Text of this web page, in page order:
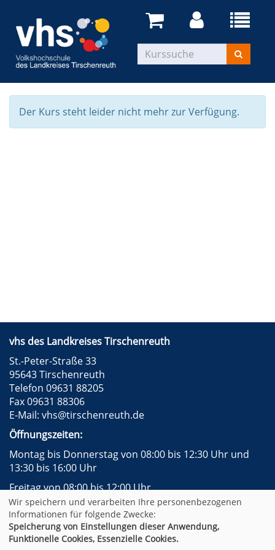
Der Kurs steht leider nicht mehr zur Verfügung.
vhs des Landkreises Tirschenreuth
St.-Peter-Straße 33
95643 Tirschenreuth
Telefon 09631 88205
Fax 09631 88306
E-Mail: vhs@tirschenreuth.de
Öffnungszeiten:
Montag bis Donnerstag von 08:00 bis 12:30 Uhr und
13:30 bis 16:00 Uhr
Freitag von 08:00 bis 12:00 Uhr
Facebook
Instagram
Impressum
AGB
Datenschutzerklärung
Widerrufsformular
Newsletter
Sitemap
Wir speichern und verarbeiten Ihre personenbezogenen
Informationen für folgende Zwecke:
Speicherung von Einstellungen dieser Anwendung,
Funktionelle Cookies, Essenzielle Cookies.